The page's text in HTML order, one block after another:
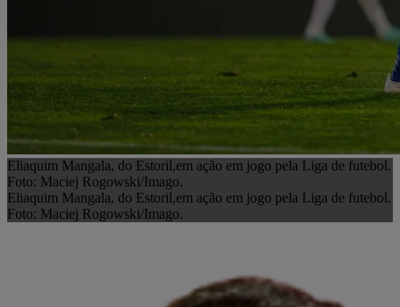
Eliaquim Mangala, do Estoril,em ação em jogo pela Liga de futebol.
Foto: Maciej Rogowski/Imago.
Eliaquim Mangala, do Estoril,em ação em jogo pela Liga de futebol.
Foto: Maciej Rogowski/Imago.